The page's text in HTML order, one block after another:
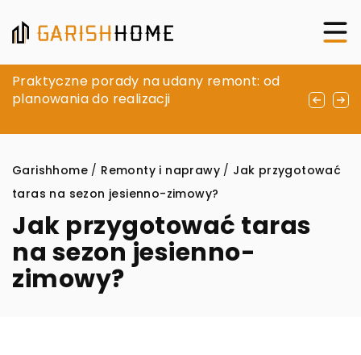
Jak efektywnie zarządzać korespondencją
w dynamicznie rozwijającej się firmie?
Praktyczne porady na udany remont: od
planowania do realizacji
Jak wybrać odpowiedni system
wentylacyjny dla twojego domu: poradnik
Garishhome / Remonty i naprawy / Jak przygotować
taras na sezon jesienno-zimowy?
Jak przygotować taras
na sezon jesienno-
zimowy?